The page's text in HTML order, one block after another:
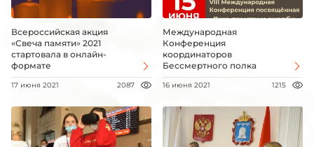
Всероссийская акция
«Свеча памяти» 2021
стартовала в онлайн-
формате
17 июня 2021 2087
Международная
Конференция
координаторов
Бессмертного полка
16 июня 2021 1215